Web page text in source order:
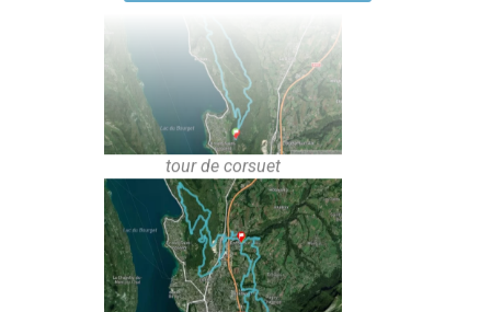
tour de corsuet